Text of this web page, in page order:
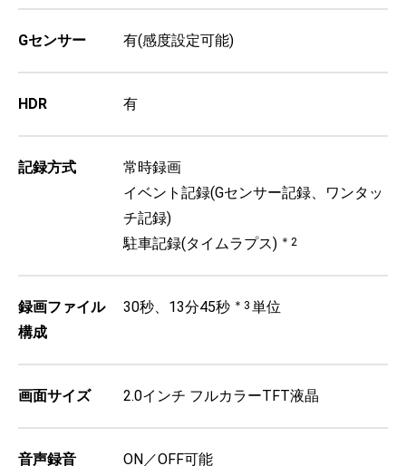
Gセンサー 有(感度設定可能)
HDR 有
記録方式
常時録画
イベント記録(Gセンサー記録、ワンタッ
チ記録)
駐車記録(タイムラプス) ＊2
録画ファイル
構成
30秒、13分45秒 ＊3 単位
画面サイズ 2.0インチ フルカラーTFT液晶
音声録音 ON／OFF可能